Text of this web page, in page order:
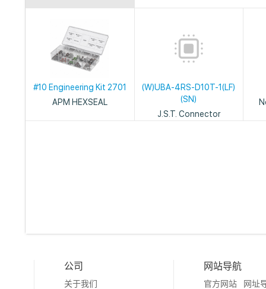
#10 Engineering Kit 2701
APM HEXSEAL
(W)UBA-4RS-D10T-1(LF)
(SN)
J.S.T. Connector
公司
关于我们
网站导航
官方网站
网址